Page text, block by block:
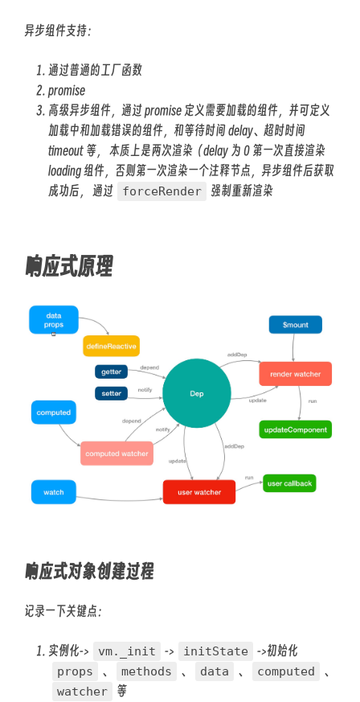
异步组件支持：
通过普通的工厂函数
promise
高级异步组件，通过 promise 定义需要加载的组件，并可定义
加载中和加载错误的组件，和等待时间 delay、超时时间
timeout 等， 本质上是两次渲染（delay 为 0 第一次直接渲染
loading 组件，否则第一次渲染一个注释节点，异步组件后获取
成功后， 通过
forceRender 强制重新渲染
响应式原理
响应式对象创建过程
记录一下关键点：
实例化-> vm._init -> initState ->初始化
props 、 methods 、 data 、 computed 、
watcher
等